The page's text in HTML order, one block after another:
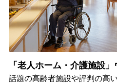
「老人ホーム・介護施設
話題の高齢者施設や評判の高